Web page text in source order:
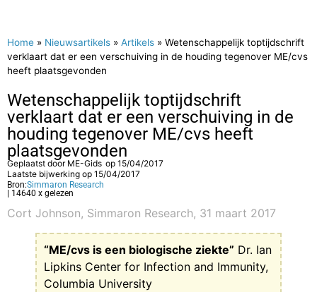
Home » Nieuwsartikels » Artikels » Wetenschappelijk toptijdschrift
verklaart dat er een verschuiving in de houding tegenover ME/cvs
heeft plaatsgevonden
Wetenschappelijk toptijdschrift
verklaart dat er een verschuiving in de
houding tegenover ME/cvs heeft
plaatsgevonden
Geplaatst door ME-Gids op 15/04/2017
Laatste bijwerking op 15/04/2017
Bron:Simmaron Research
| 14640 x gelezen
Cort Johnson, Simmaron Research, 31 maart 2017
“ME/cvs is een biologische ziekte” Dr. Ian
Lipkins Center for Infection and Immunity,
Columbia University